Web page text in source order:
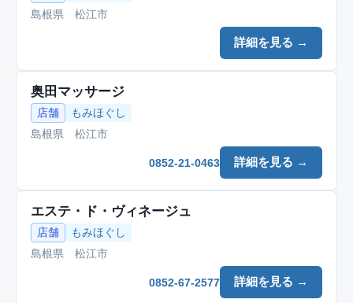
島根県 松江市
詳細を見る →
奥田マッサージ
店舗
もみほぐし
島根県 松江市
詳細を見る →
0852-21-0463
エステ・ド・ヴィネージュ
店舗
もみほぐし
島根県 松江市
詳細を見る →
0852-67-2577